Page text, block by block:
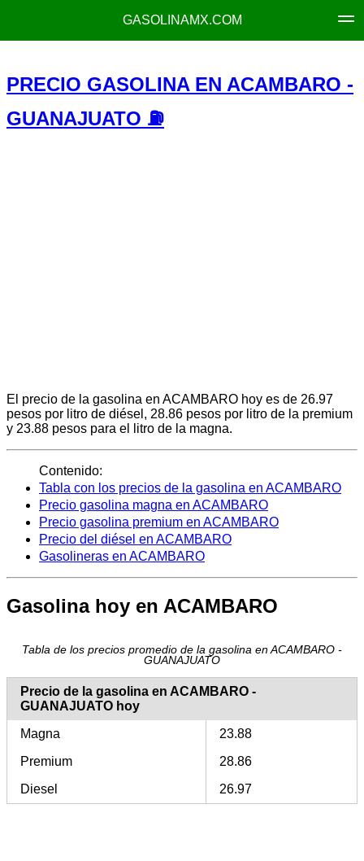
GASOLINAMX.COM
PRECIO GASOLINA EN ACAMBARO -
GUANAJUATO ⛽
El precio de la gasolina en ACAMBARO hoy es de 26.97
pesos por litro de diésel, 28.86 pesos por litro de la premium
y 23.88 pesos para el litro de la magna.
Contenido:
Tabla con los precios de la gasolina en ACAMBARO
Precio gasolina magna en ACAMBARO
Precio gasolina premium en ACAMBARO
Precio del diésel en ACAMBARO
Gasolineras en ACAMBARO
Gasolina hoy en ACAMBARO
Tabla de los precios promedio de la gasolina en ACAMBARO -
GUANAJUATO
Precio de la gasolina en ACAMBARO -
GUANAJUATO hoy
Magna
23.88
Premium
28.86
Diesel
26.97